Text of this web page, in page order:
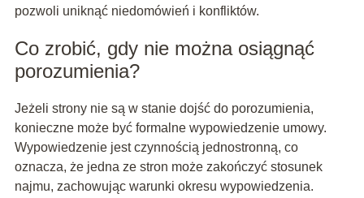
pozwoli uniknąć niedomówień i konfliktów.
Co zrobić, gdy nie można osiągnąć
porozumienia?
Jeżeli strony nie są w stanie dojść do porozumienia,
konieczne może być formalne wypowiedzenie umowy.
Wypowiedzenie jest czynnością jednostronną, co
oznacza, że jedna ze stron może zakończyć stosunek
najmu, zachowując warunki okresu wypowiedzenia.